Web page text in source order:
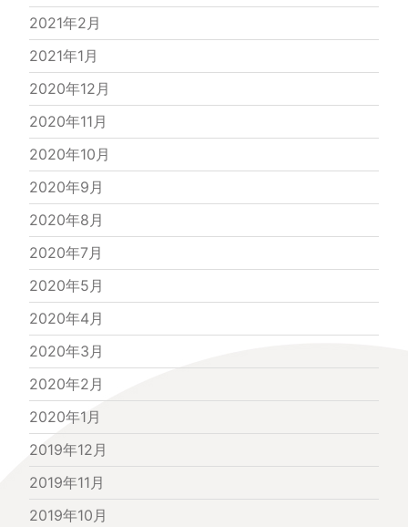
2021年2月
2021年1月
2020年12月
2020年11月
2020年10月
2020年9月
2020年8月
2020年7月
2020年5月
2020年4月
2020年3月
2020年2月
2020年1月
2019年12月
2019年11月
2019年10月